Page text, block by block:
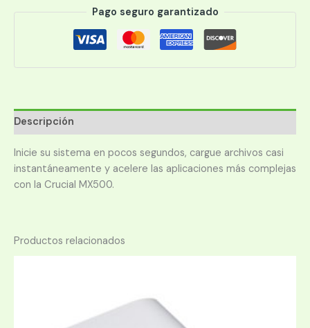
Pago seguro garantizado
Descripción
Inicie su sistema en pocos segundos, cargue archivos casi
instantáneamente y acelere las aplicaciones más complejas
con la Crucial MX500.
Productos relacionados